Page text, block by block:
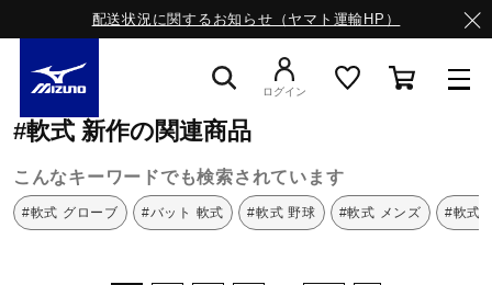
配送状況に関するお知らせ（ヤマト運輸HP）
ライフスタイルウエア
ログイン
ミズノ公式オンライン
#軟式 新作の関連商品
こんなキーワードでも検索されています
#軟式 グローブ #バット 軟式 #軟式 野球 #軟式 メンズ #軟式